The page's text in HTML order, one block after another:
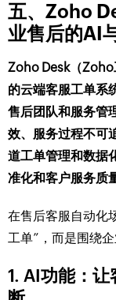
五、Zoho
业售后的AI
Zoho Desk（Zoho
的云端客服工单系
售后团队和服务管
效、服务过程不可
道工单管理和数据
准化和客户服务质
在售后客服自动化
工单”，而是围绕
1. AI功能：